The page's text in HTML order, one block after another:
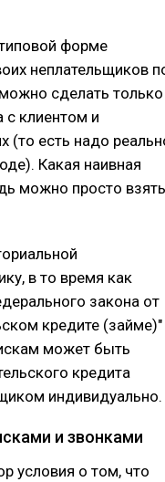
форме
неплательщиков
сделать только
с клиентом и
(то есть надо
Какая наивная
можно просто взять
в то время как
закона от
кредите (займе)"
может быть
кредита
индивидуально.
и звонками
условия о том, что